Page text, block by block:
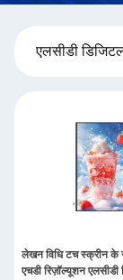
एलसीडी
लेखन विधि टच स्क्रीन के
एचडी रिज़ॉल्यूशन